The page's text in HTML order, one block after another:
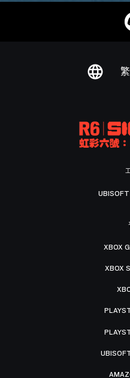
XBOX
XBOX